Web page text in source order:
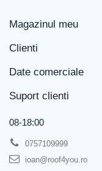
Magazinul meu
Clienti
Date comerciale
Suport clienti
08-18:00
0757109999
ioan@roof4you.ro